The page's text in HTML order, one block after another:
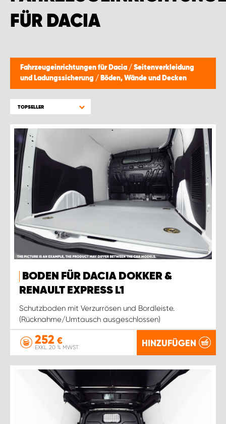
FÜR DACIA
Fahrzeugeinrichtungen für Dacia / Seitenverkleidung
und Ladungssicherung / Böden, Wände und Decken
TOPSELLER
BODEN FÜR DACIA DOKKER &
RENAULT EXPRESS L1
Schutzboden mit Verzurrösen und Bordleiste.
(Rücknahme/Umtausch ausgeschlossen)
252 €
EXKL. 20 % MWST. HINZUFÜGEN
MONTAGEPARTNER WIEN 1230